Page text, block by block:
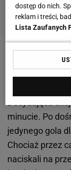
Zobacz wideo
minucie. Po
jedynego gola
Chociaż przez
naciskali na
dostęp do nich.
reklam i treści,
Lista Zaufanych